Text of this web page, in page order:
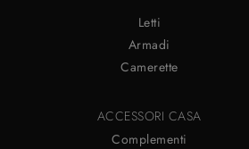
Letti
Armadi
Camerette
ACCESSORI CASA
Complementi